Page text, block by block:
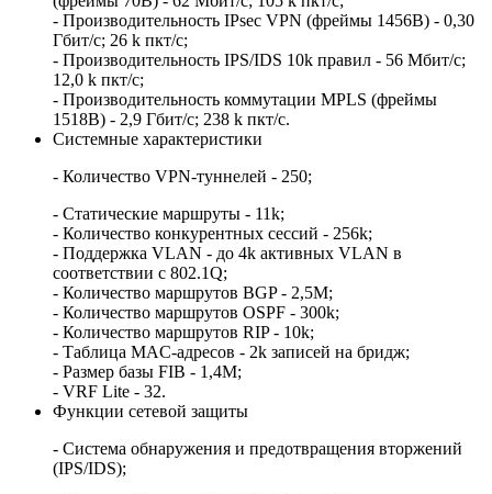
- Производительность IPsec VPN (фреймы 1456B) - 0,30
Гбит/c; 26 k пкт/с;
- Производительность IPS/IDS 10k правил - 56 Мбит/c;
12,0 k пкт/c;
- Производительность коммутации MPLS (фреймы
1518B) - 2,9 Гбит/c; 238 k пкт/c.
Системные характеристики
- Количество VPN-туннелей - 250;
- Статические маршруты - 11k;
- Количество конкурентных сессий - 256k;
- Поддержка VLAN - до 4k активных VLAN в
соответствии с 802.1Q;
- Количество маршрутов BGP - 2,5M;
- Количество маршрутов OSPF - 300k;
- Количество маршрутов RIP - 10k;
- Таблица MAC-адресов - 2k записей на бридж;
- Размер базы FIB - 1,4M;
- VRF Lite - 32.
Функции сетевой защиты
- Система обнаружения и предотвращения вторжений
(IPS/IDS);